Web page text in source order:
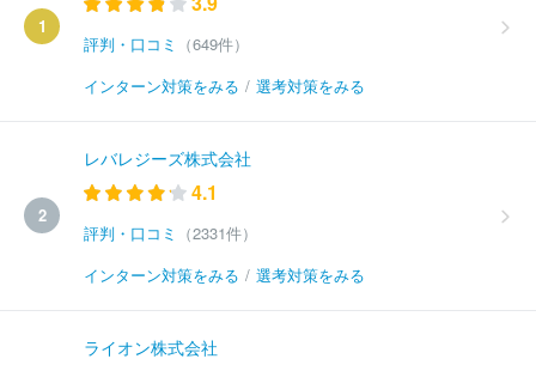
1
評判・口コミ
（649件）
インターン対策をみる / 選考対策をみる
2
レバレジーズ株式会社
4.1
評判・口コミ
（2331件）
インターン対策をみる / 選考対策をみる
ライオン株式会社